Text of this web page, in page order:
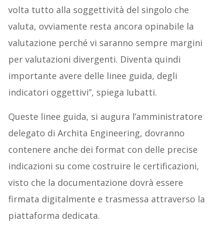
volta tutto alla soggettività del singolo che
valuta, ovviamente resta ancora opinabile la
valutazione perché vi saranno sempre margini
per valutazioni divergenti. Diventa quindi
importante avere delle linee guida, degli
indicatori oggettivi”, spiega Iubatti.
Queste linee guida, si augura l’amministratore
delegato di Archita Engineering, dovranno
contenere anche dei format con delle precise
indicazioni su come costruire le certificazioni,
visto che la documentazione dovrà essere
firmata digitalmente e trasmessa attraverso la
piattaforma dedicata.